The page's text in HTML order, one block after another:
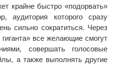
крайне быстро «подорвать»
аудитория которого сразу
сильно сократиться. Через
гиганта» все желающие смогут
совершать голосовые
а также выполнять другие